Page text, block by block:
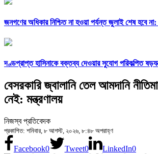
জনগণের অধিকার নিশ্চিত না হওয়া পর্যন্ত জুলাই শেষ হবে
দণ্ডপ্রাপ্ত হাসিনাকে বক্তব্য দেওয়ার সুযোগ পরিকল্পিত
বেসরকারি জ্বালানি তেল আমদানি
নেই: মন্ত্রণালয়
নিজস্ব প্রতিবেদক
প্রকাশিত: শনিবার, ৮ আগস্ট, ২০২৬, ৮:৪৮ অপরাহ্ণ
Facebook0 Tweet0 LinkedIn0